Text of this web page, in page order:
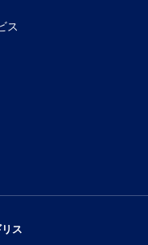
ス
ス